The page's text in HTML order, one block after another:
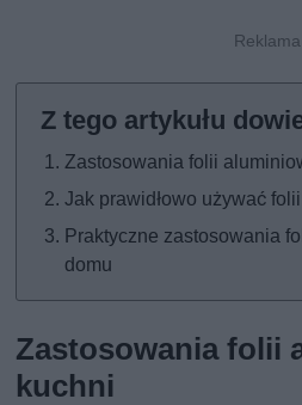
Zastosowania folii
Jak prawidłowo używać
Praktyczne zastosowania
domu
Zastosowania folii
kuchni